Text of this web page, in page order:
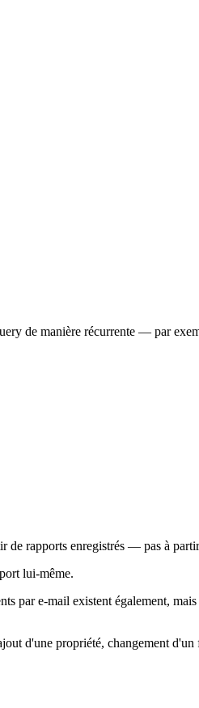
de manière récurrente — par
de rapports enregistrés — pas à
lui-même.
par e-mail existent également,
d'une propriété, changement